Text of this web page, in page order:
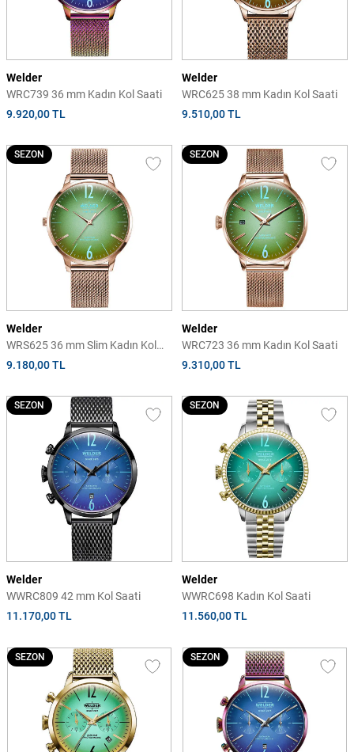
Welder
WRC739 36 mm Kadın Kol Saati
9.920,00 TL
Welder
WRC625 38 mm Kadın Kol Saati
9.510,00 TL
SEZON
Welder
WRS625 36 mm Slim Kadın Kol
Saati
9.180,00 TL
SEZON
Welder
WRC723 36 mm Kadın Kol Saati
9.310,00 TL
SEZON
Welder
WWRC809 42 mm Kol Saati
11.170,00 TL
SEZON
Welder
WWRC698 Kadın Kol Saati
11.560,00 TL
SEZON SEZON